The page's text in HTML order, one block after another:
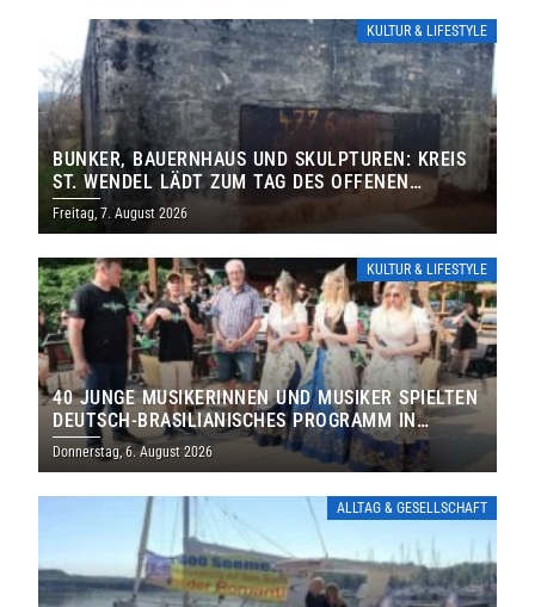
KULTUR & LIFESTYLE
BUNKER, BAUERNHAUS UND SKULPTUREN: KREIS
ST. WENDEL LÄDT ZUM TAG DES OFFENEN
DENKMALS EIN
Freitag, 7. August 2026
KULTUR & LIFESTYLE
40 JUNGE MUSIKERINNEN UND MUSIKER SPIELTEN
DEUTSCH-BRASILIANISCHES PROGRAMM IN
THOLEY
Donnerstag, 6. August 2026
ALLTAG & GESELLSCHAFT